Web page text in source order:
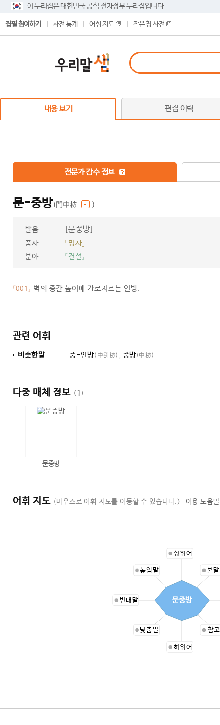
이 누리집은 대한민국 공식 전자정부 누리집입니다.
집필 참여하기 사전 통계 어휘 지도 작은 창 사전
내용 보기 편집 이력
전문가 감수 정보
문-중방(門中枋 )
발음 [문쭝방]
품사
「명사」
분야
『건설』
「001」 벽의 중간 높이에 가로지르는 인방.
관련 어휘
비슷한말 중-인방(中引枋) , 중방(中枋)
다중 매체 정보 (1 )
문중방
어휘 지도 (마우스로 어휘 지도를 이동할 수 있습니다.) 이용 도움
상위어
본
참
하위어
낮춤말
반대말
높임말
문중방